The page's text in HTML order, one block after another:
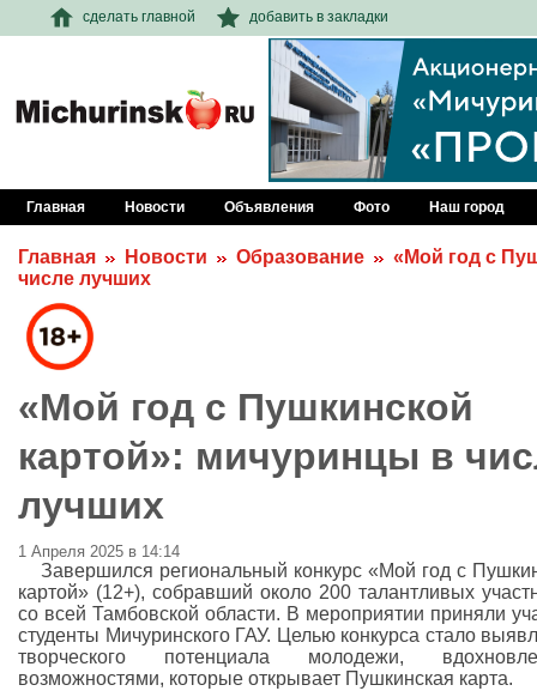
сделать главной добавить в закладки
Главная Новости Объявления Фото Наш город
Главная Новости Образование
«Мой год с
числе лучших
«Мой год с Пушкинской
картой»: мичуринцы в
лучших
1 Апреля 2025 в 14:14
Завершился региональный конкурс «Мой год с
картой» (12+), собравший около 200 талантливых
со всей Тамбовской области. В мероприятии приняли
студенты Мичуринского ГАУ. Целью конкурса стало
творческого потенциала молодежи,
возможностями, которые открывает Пушкинская карта.